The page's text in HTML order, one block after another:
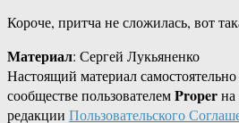
Короче, притча не сложилась, вот
Материал: Сергей Лукьяненко
Настоящий материал
сообществе пользователемProper
редакции Пользовательского